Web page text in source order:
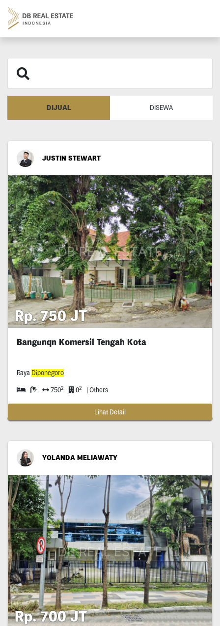
DIJUAL DISEWA
JUSTIN STEWART
Rp. 750 JT
Bangunqn Komersil Tengah Kota
Raya Diponegoro
7502 02 | Others
Lihat Detail
YOLANDA MELIAWATY
Rp. 700 JT